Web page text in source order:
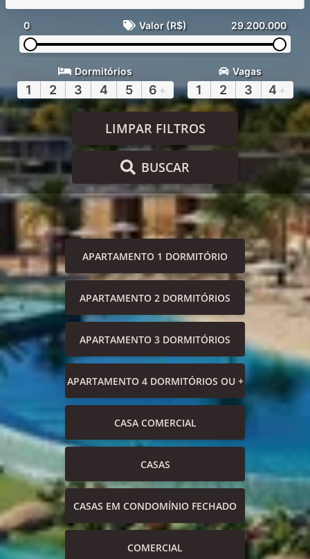
0 Valor (R$) 29.200.000
Dormitórios
1 2 3 4 5 6 +
Vagas
1 2 3 4 +
LIMPAR FILTROS
BUSCAR
APARTAMENTO 1 DORMITÓRIO
APARTAMENTO 2 DORMITÓRIOS
APARTAMENTO 3 DORMITÓRIOS
APARTAMENTO 4 DORMITÓRIOS OU +
CASA COMERCIAL
CASAS
CASAS EM CONDOMÍNIO FECHADO
COMERCIAL